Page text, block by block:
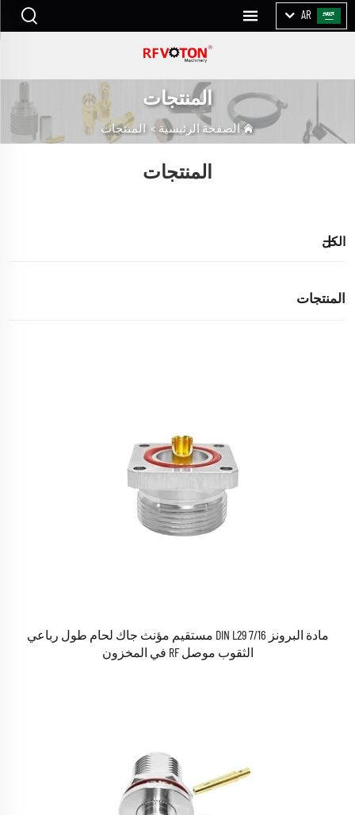
AR
المنتجات
الصفحة الرئيسية > المنتجات
المنتجات
الكل
المنتجات
مادة البرونز 7/16 DIN L29 مستقيم مؤنث جاك لحام طول رباعي
الثقوب موصل RF في المخزون